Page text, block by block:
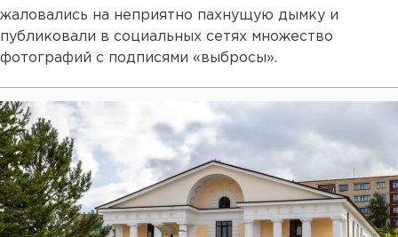
жаловались на неприятно пахнущую дымку и
публиковали в социальных сетях множество
фотографий с подписями «выбросы».